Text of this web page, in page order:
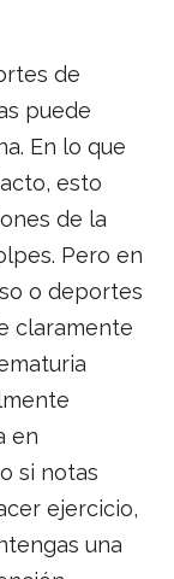
de
puede
En lo que
esto
de la
Pero en
o deportes
claramente
en
si notas
ejercicio,
una